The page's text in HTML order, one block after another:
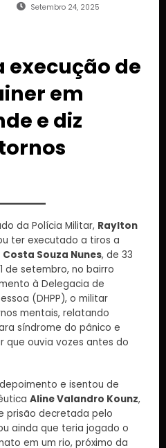
Setembro 24, 2025
execução de
em
e diz
da Polícia Militar, Raylton
ter executado a tiros a
Costa Souza Nunes, de 33
de setembro, no bairro
à Delegacia de
(DHPP), o militar
mentais, relatando
síndrome do pânico e
que ouvia vozes antes do
e isentou de
Aline Valandro Kounz,
prisão decretada pelo
ainda que teria jogado o
em um rio, próximo da